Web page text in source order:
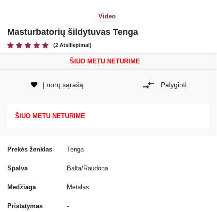
Video
Masturbatorių šildytuvas Tenga
(2 Atsiliepimai)
Prekės ženklas Tenga
Spalva Balta/Raudona
Medžiaga Metalas
Pristatymas -
ŠIUO METU NETURIME
Į norų sąrašą Palyginti
ŠIUO METU NETURIME